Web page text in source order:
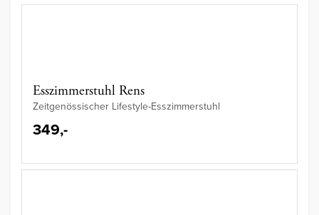
Esszimmerstuhl Rens
Zeitgenössischer Lifestyle-Esszimmerstuhl
349,-